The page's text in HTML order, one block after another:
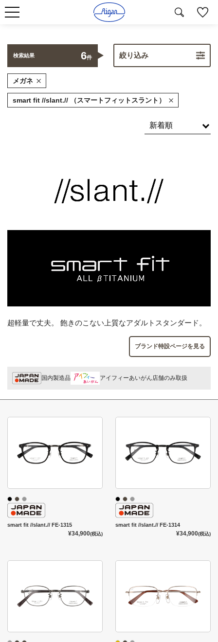
検索結果 6件 絞り込み
メガネ
smart fit //slant.// （スマートフィットスラント）
超軽量で丈夫。 飽きのこない上質なアダルトスタンダード。
ブランド特設ページを見る
国内製造品 アイフィーあいがん店舗のみ取扱
smart fit //slant.// FE-1315
¥34,900(税込)
smart fit //slant.// FE-1314
¥34,900(税込)